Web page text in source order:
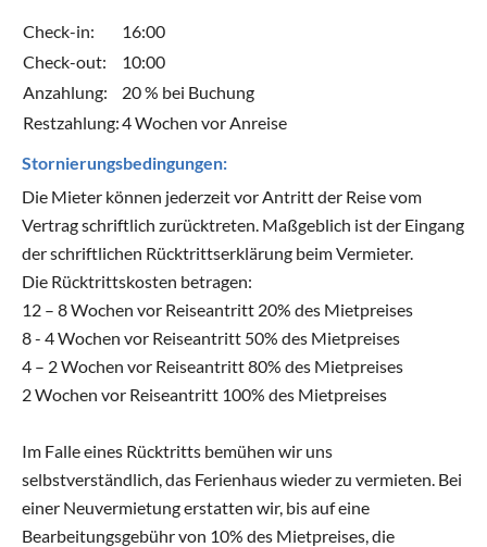
Check-in:
16:00
Check-out:
10:00
Anzahlung:
20 % bei Buchung
Restzahlung:4 Wochen vor Anreise
Stornierungsbedingungen:
Die Mieter können jederzeit vor Antritt der Reise vom
Vertrag schriftlich zurücktreten. Maßgeblich ist der Eingang
der schriftlichen Rücktrittserklärung beim Vermieter.
Die Rücktrittskosten betragen:
12 – 8 Wochen vor Reiseantritt 20% des Mietpreises
8 - 4 Wochen vor Reiseantritt 50% des Mietpreises
4 – 2 Wochen vor Reiseantritt 80% des Mietpreises
2 Wochen vor Reiseantritt 100% des Mietpreises
Im Falle eines Rücktritts bemühen wir uns
selbstverständlich, das Ferienhaus wieder zu vermieten. Bei
einer Neuvermietung erstatten wir, bis auf eine
Bearbeitungsgebühr von 10% des Mietpreises, die